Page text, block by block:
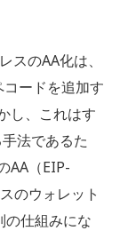
スのAA化は、
ードを追加す
し、これはす
法であるた
AA（EIP-
のウォレット
の仕組みにな